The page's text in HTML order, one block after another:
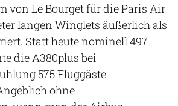
von Le Bourget für die Paris Air
langen Winglets äußerlich als
Statt heute no­minell 497
die A380plus bei
575 Fluggäste
ohne